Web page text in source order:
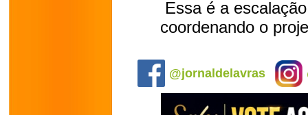
Essa é a
coordenando o
@jornaldelavras